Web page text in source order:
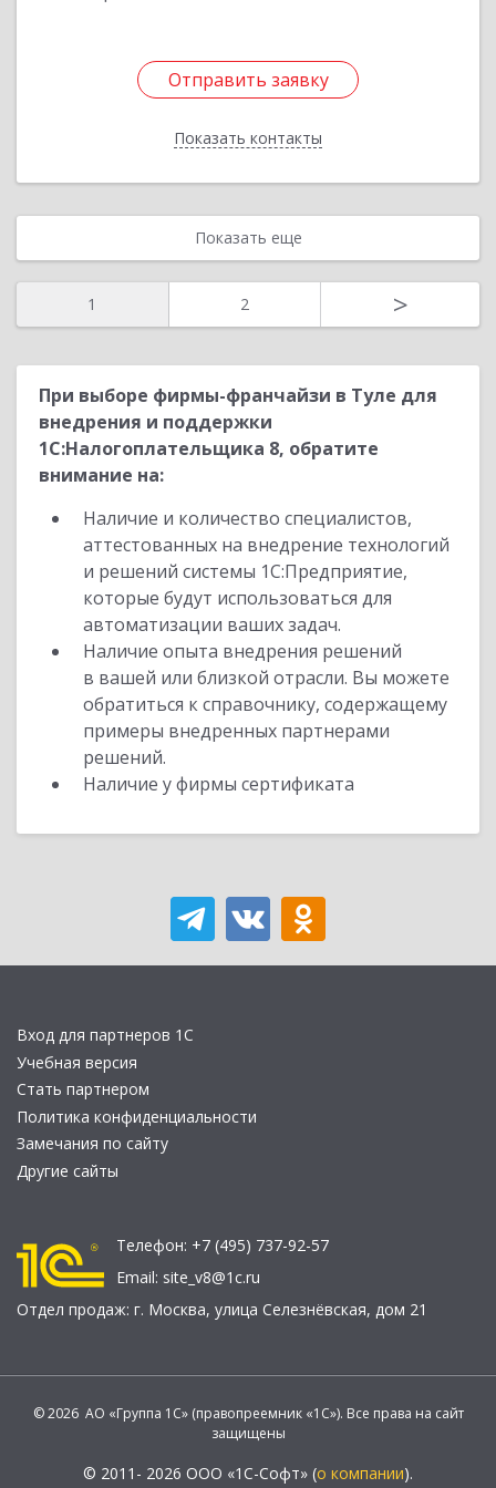
Отправить заявку
Показать контакты
Отправить заявку
Назад
Показать еще
1 2 >
При выборе фирмы-франчайзи в Туле для
внедрения и поддержки
1С:Налогоплательщика 8, обратите
внимание на:
Наличие и количество специалистов,
аттестованных на внедрение технологий
и решений системы 1С:Предприятие,
которые будут использоваться для
автоматизации ваших задач.
Наличие опыта внедрения решений
в вашей или близкой отрасли. Вы можете
обратиться к справочнику, содержащему
примеры внедренных партнерами
решений.
Наличие у фирмы сертификата
Вход для партнеров 1С
Учебная версия
Стать партнером
Политика конфиденциальности
Замечания по сайту
Другие сайты
Телефон: +7 (495) 737-92-57
Email: site_v8@1c.ru
Отдел продаж: г. Москва, улица Селезнёвская, дом 21
© 2026 АО «Группа 1С» (правопреемник «1С»). Все права на сайт
защищены
© 2011- 2026 ООО «1С-Софт» (о компании).